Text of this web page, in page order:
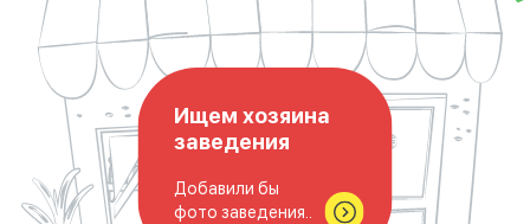
Ищем хозяина
заведения
Добавили бы
фото заведения..